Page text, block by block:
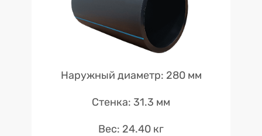
Наружный диаметр: 280 мм
Стенка: 31.3 мм
Вес: 24.40 кг